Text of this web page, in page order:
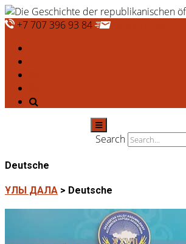
+7 707 396 93 84
Search
Deutsche
ҰЛЫ ДАЛА > Deutsche